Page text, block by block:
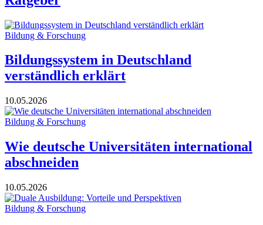
Bildung & Forschung
Bildungssystem in Deutschland
verständlich erklärt
10.05.2026
Bildung & Forschung
Wie deutsche Universitäten international
abschneiden
10.05.2026
Bildung & Forschung